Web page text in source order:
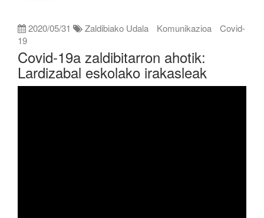
2020/05/31 Zaldibiako Udala Komunikazioa
Covid-
19
Covid-19a zaldibitarron ahotik:
Lardizabal eskolako irakasleak